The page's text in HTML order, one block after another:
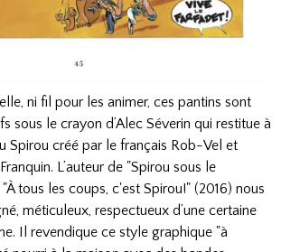
ni fil pour les animer, ces pantins sont
sous le crayon d’Alec Séverin qui restitue à
Spirou créé par le français Rob-Vel et
L’auteur de "Spirou sous le
tous les coups, c'est Spirou!" (2016) nous
méticuleux, respectueux d’une certaine
Il revendique ce style graphique "à